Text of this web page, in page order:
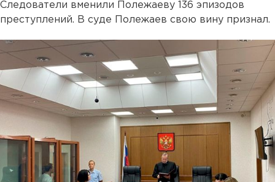
Следователи вменили Полежаеву 136 эпизодов
преступлений. В суде Полежаев свою вину признал.